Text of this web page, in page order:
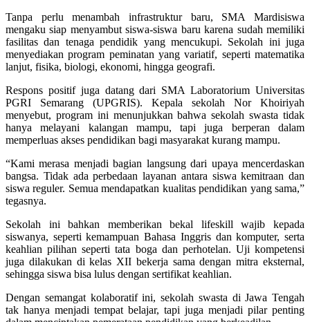
Tanpa perlu menambah infrastruktur baru, SMA Mardisiswa
mengaku siap menyambut siswa-siswa baru karena sudah memiliki
fasilitas dan tenaga pendidik yang mencukupi. Sekolah ini juga
menyediakan program peminatan yang variatif, seperti matematika
lanjut, fisika, biologi, ekonomi, hingga geografi.
Respons positif juga datang dari SMA Laboratorium Universitas
PGRI Semarang (UPGRIS). Kepala sekolah Nor Khoiriyah
menyebut, program ini menunjukkan bahwa sekolah swasta tidak
hanya melayani kalangan mampu, tapi juga berperan dalam
memperluas akses pendidikan bagi masyarakat kurang mampu.
“Kami merasa menjadi bagian langsung dari upaya mencerdaskan
bangsa. Tidak ada perbedaan layanan antara siswa kemitraan dan
siswa reguler. Semua mendapatkan kualitas pendidikan yang sama,”
tegasnya.
Sekolah ini bahkan memberikan bekal lifeskill wajib kepada
siswanya, seperti kemampuan Bahasa Inggris dan komputer, serta
keahlian pilihan seperti tata boga dan perhotelan. Uji kompetensi
juga dilakukan di kelas XII bekerja sama dengan mitra eksternal,
sehingga siswa bisa lulus dengan sertifikat keahlian.
Dengan semangat kolaboratif ini, sekolah swasta di Jawa Tengah
tak hanya menjadi tempat belajar, tapi juga menjadi pilar penting